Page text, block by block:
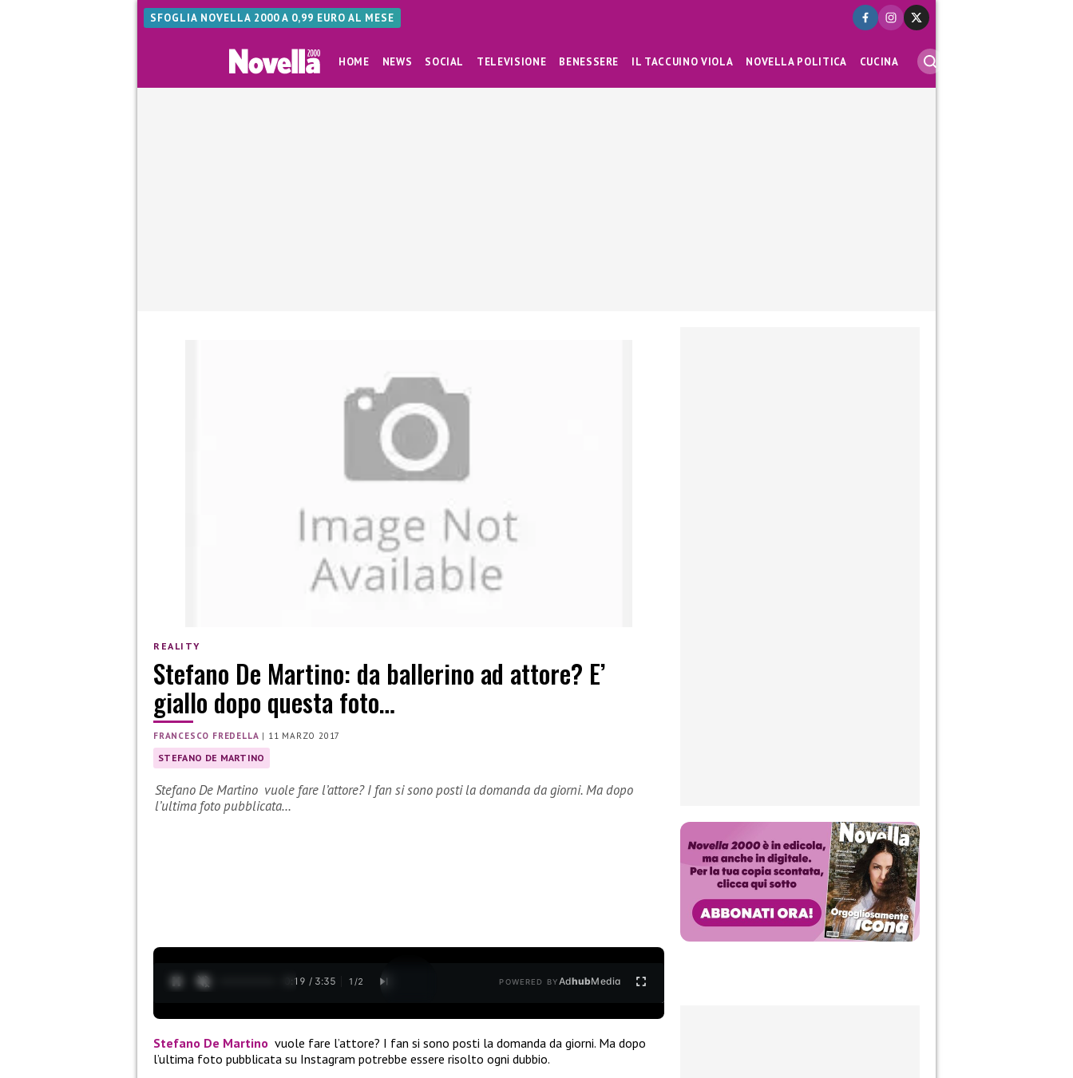
SFOGLIA NOVELLA 2000 A 0,99 EURO AL MESE
HOME NEWS SOCIAL TELEVISIONE BENESSERE IL TACCUINO VIOLA NOVELLA POLITICA CUCINA
REALITY
Stefano De Martino: da ballerino ad attore? E’
giallo dopo questa foto…
FRANCESCO FREDELLA | 11 MARZO 2017
STEFANO DE MARTINO
Stefano De Martino vuole fare l’attore? I fan si sono posti la domanda da giorni. Ma dopo
l’ultima foto pubblicata…
0:20 / 3:35 1 /2 POWERED BYAdhubMedia
Stefano De Martino vuole fare l’attore? I fan si sono posti la domanda da giorni. Ma dopo
l’ultima foto pubblicata su Instagram potrebbe essere risolto ogni dubbio.